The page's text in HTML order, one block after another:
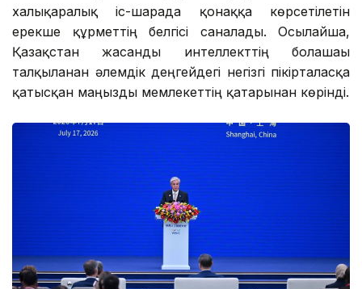
халықаралық іс-шарада қонаққа көрсетілетін
ерекше құрметтің белгісі саналады. Осылайша,
Қазақстан жасанды интеллекттің болашағы
талқыланған әлемдік деңгейдегі негізгі пікірталасқа
қатысқан маңызды мемлекеттің қатарынан көрінді.